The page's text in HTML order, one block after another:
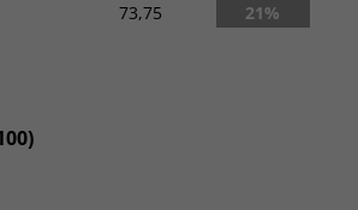
uden tryk. Ca. 2-3 uger med tryk fra
73,75 21%